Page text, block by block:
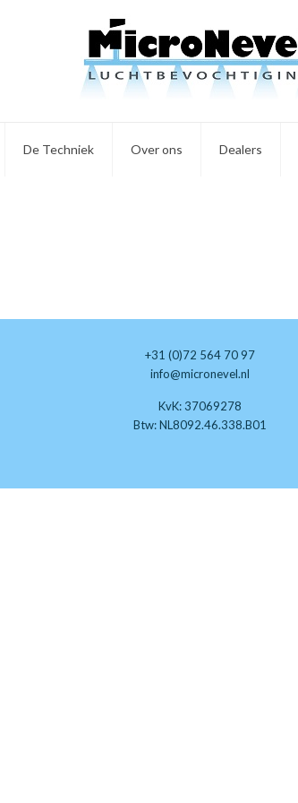
De Techniek Over ons Dealers
+31 (0)72 564 70 97
info@micronevel.nl
KvK: 37069278
Btw: NL8092.46.338.B01